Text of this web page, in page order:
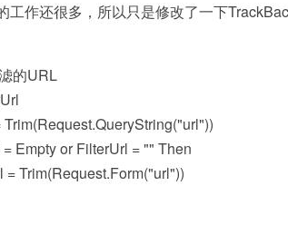
作还很多，所以只是修改了一下
的URL
Empty or FilterUrl = "" Then
Trim(Request.Form("url"))